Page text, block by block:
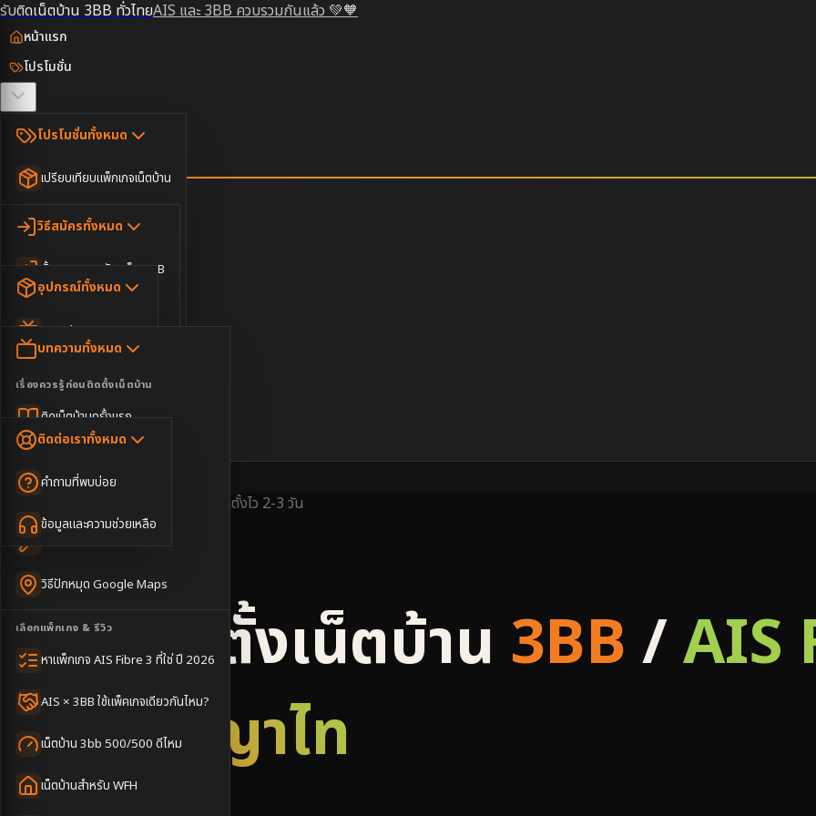
รับติดเน็ตบ้าน 3BB ทั่วไทยAIS และ 3BB ควบรวมกันแล้ว 💚🧡
หน้าแรก
โปรโมชั่น
โปรโมชั่นทั้งหมด
เปรียบเทียบแพ็กเกจเน็ตบ้าน
เน็ตบ้าน Super Fast
เน็ตบ้าน 2Gbps
เน็ตบ้านพร้อมกล่องทีวี
เน็ตบ้าน + Netflix
เน็ตบ้าน + บริการเสริม
เน็ตบ้านแรงทุกชั้น
ตรวจสอบพื้นที่
วิธีสมัครทั้งหมด
ขั้นตอนการสมัครเน็ต 3BB
อุปกรณ์
อุปกรณ์ทั้งหมด
AIS Play Box
Dongle เน็ตสำรอง
บทความ
บทความทั้งหมด
เรื่องควรรู้ก่อนติดตั้งเน็ตบ้าน
ติดเน็ตบ้านครั้งแรก
เทคนิคขอคิวช่างได้ไว
วิธีปักหมุด Google Maps
เลือกแพ็กเกจ & รีวิว
หาแพ็กเกจ AIS Fibre 3 ที่ใช่ ปี 2026
AIS × 3BB ใช้แพ็คเกจเดียวกันไหม?
เน็ตบ้าน 3bb 500/500 ดีไหม
เน็ตบ้านสำหรับ WFH
ข่าวสาร
ติดต่อเราทั้งหมด
คำถามที่พบบ่อย
ข้อมูลและความช่วยเหลือ
🇹🇭🇬🇧
ติดตั้งไว 2-3 วัน
3BB & AIS Fibre
รับติดตั้งเน็ตบ้าน 3BB/AIS
เขตพญาไท